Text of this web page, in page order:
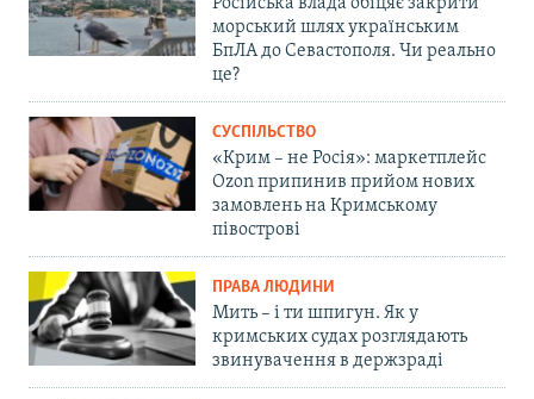
Російська влада обіцяє закрити
морський шлях українським
БпЛА до Севастополя. Чи реально
це?
СУСПІЛЬСТВО
«Крим – не Росія»: маркетплейс
Ozon припинив прийом нових
замовлень на Кримському
півострові
ПРАВА ЛЮДИНИ
Мить – і ти шпигун. Як у
кримських судах розглядають
звинувачення в держзраді